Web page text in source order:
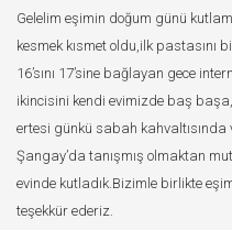
Gelelim eşimin doğum günü
kesmek kısmet oldu,ilk pastasını
16’sını 17’sine bağlayan gece
ikincisini kendi evimizde baş
ertesi günkü sabah kahvaltısında
Şangay’da tanışmış olmaktan
evinde kutladık.Bizimle birlikte
teşekkür ederiz.